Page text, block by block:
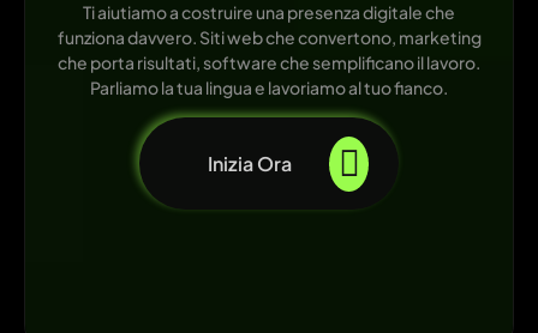
Ti aiutiamo a costruire una presenza digitale che
funziona davvero. Siti web che convertono, marketing
che porta risultati, software che semplificano il lavoro.
Parliamo la tua lingua e lavoriamo al tuo fianco.
Inizia Ora